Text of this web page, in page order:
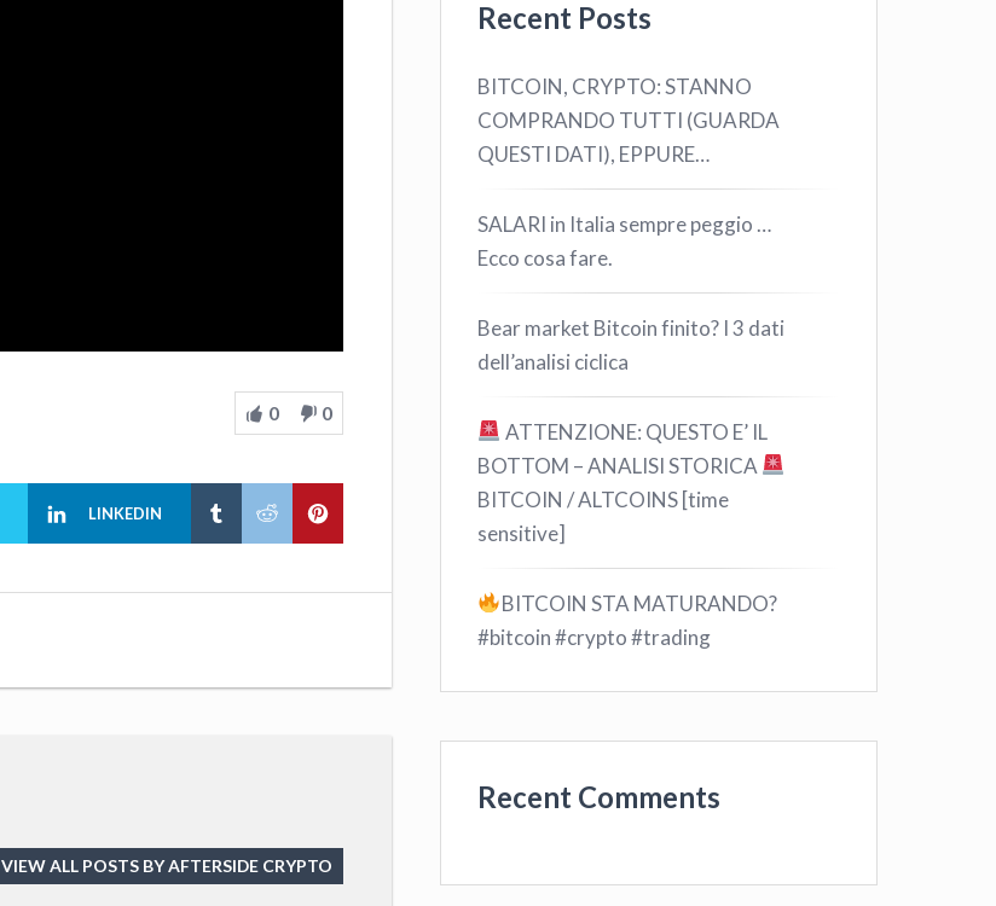
0 0
LINKEDIN
VIEW ALL POSTS BY AFTERSIDE CRYPTO
Recent Posts
BITCOIN, CRYPTO: STANNO
COMPRANDO TUTTI (GUARDA
QUESTI DATI), EPPURE…
SALARI in Italia sempre peggio …
Ecco cosa fare.
Bear market Bitcoin finito? I 3 dati
dell’analisi ciclica
ATTENZIONE: QUESTO E’ IL
BOTTOM – ANALISI STORICA
BITCOIN / ALTCOINS [time
sensitive]
BITCOIN STA MATURANDO?
#bitcoin #crypto #trading
Recent Comments